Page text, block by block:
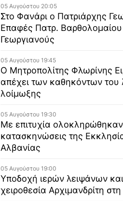
05 Αυγούστου 20:05
Στο Φανάρι ο Πατριάρχης
Επαφές Πατρ.
Γεωργιανούς
05 Αυγούστου 19:45
Ο Μητροπολίτης Φλωρίνης
απέχει των καθηκόντων του
λοίμωξης
05 Αυγούστου 19:30
Με επιτυχία ολοκληρώθηκαν
κατασκηνώσεις της
Αλβανίας
05 Αυγούστου 19:00
Υποδοχή ιερών λειψάνων και
χειροθεσία Αρχιμανδρίτη